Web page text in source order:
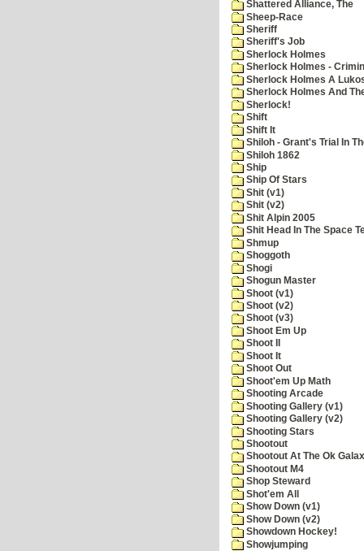
Shattered Alliance, The
Sheep-Race
Sheriff
Sheriff's Job
Sherlock Holmes
Sherlock Holmes -
Sherlock Holmes A
Sherlock Holmes And
Sherlock!
Shift
Shift It
Shiloh - Grant's Trial In
Shiloh 1862
Ship
Ship Of Stars
Shit (v1)
Shit (v2)
Shit Alpin 2005
Shit Head In The Space
Shmup
Shoggoth
Shogi
Shogun Master
Shoot (v1)
Shoot (v2)
Shoot (v3)
Shoot Em Up
Shoot II
Shoot It
Shoot Out
Shoot'em Up Math
Shooting Arcade
Shooting Gallery (v1)
Shooting Gallery (v2)
Shooting Stars
Shootout
Shootout At The Ok
Shootout M4
Shop Steward
Shot'em All
Show Down (v1)
Show Down (v2)
Showdown Hockey!
Showjumping